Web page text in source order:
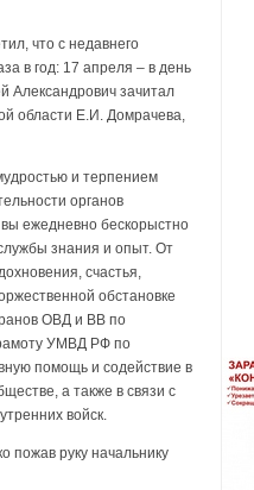
что с недавнего
в год: 17 апреля – в день
Александрович зачитал
области Е.И. Домрачева,
и терпением
органов
ежедневно бескорыстно
знания и опыт. От
счастья,
обстановке
ОВД и ВВ по
УМВД РФ по
помощь и содействие в
а также в связи с
войск.
пожав руку начальнику